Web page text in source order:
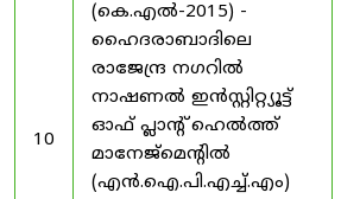
10
(കെ.എൽ-2015) -
ഹൈദരാബാദിലെ
രാജേന്ദ്ര നഗറിൽ
നാഷണൽ ഇൻസ്റ്റിറ്റ്യൂട്ട്
ഓഫ് പ്ലാന്റ് ഹെൽത്ത്
മാനേജ്‌മെന്റിൽ
(എൻ.ഐ.പി.എച്ച്.എം)